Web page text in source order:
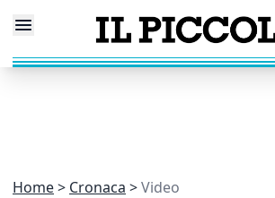
Home Cronaca Video